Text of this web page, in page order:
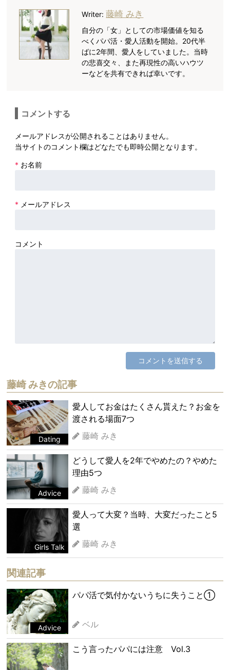
Writer:藤崎 みき
自分の「女」としての市場価値を知る
べくパパ活・愛人活動を開始。20代半
ばに2年間、愛人をしていました。当時
の悲喜交々、また再現性の高いハウツ
ーなどを共有できれば幸いです。
コメントする
メールアドレスが公開されることはありません。
当サイトのコメント欄はどなたでも即時公開となります。
* お名前
* メールアドレス
コメント
藤崎 みきの記事
Dating
愛人してお金はたくさん貰えた？お金を
渡される場面7つ
藤崎 みき
Advice
どうして愛人を2年でやめたの？やめた
理由5つ
藤崎 みき
Girls Talk
愛人って大変？当時、大変だったこと5
選
藤崎 みき
関連記事
Advice
パパ活で気付かないうちに失うこと①
ベル
こう言ったパパには注意 Vol.3